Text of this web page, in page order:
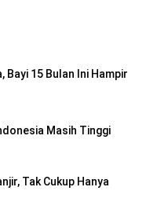
Bayi 15 Bulan Ini Hampir
Masih Tinggi
Tak Cukup Hanya